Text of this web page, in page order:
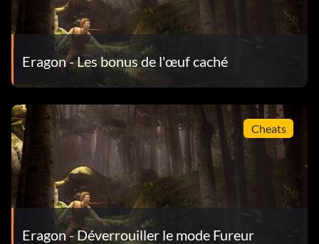
Eragon - Les bonus de l'œuf caché
Cheats
Eragon - Déverrouiller le mode Fureur